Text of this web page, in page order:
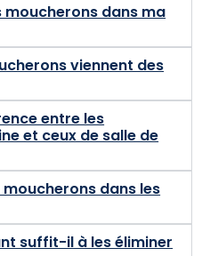
moucherons dans ma
viennent des
entre les
et ceux de salle de
dans les
suffit-il à les éliminer